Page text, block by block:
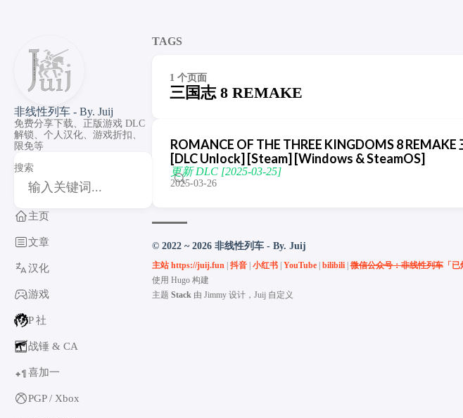
非线性列车 - By. Juij
免费分享下载、正版游戏 DLC
解锁、个人汉化、游戏折扣、
限免等
搜索
主页
文章
汉化
游戏
P 社
战锤 & CA
+1喜加一
PGP / Xbox
TAGS
1 个页面
三国志 8 REMAKE
ROMANCE OF THE THREE KINGDOMS 8 REMAKE
[DLC Unlock] [Steam] [Windows & SteamOS]
更新 DLC [2025-03-25]
2025-03-26
© 2022 ~ 2026 非线性列车 - By. Juij
主站 https://juij.fun| 抖音| 小红书| YouTube| bilibili|微信公众号：非线性列车「已
使用 Hugo构建
主题 Stack由 Jimmy设计，Juij 自定义